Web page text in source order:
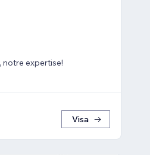
expertise!
Visa